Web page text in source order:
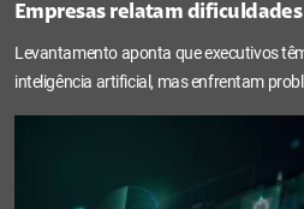
Empresas relatam
Levantamento aponta que executivos
inteligência artificial, mas enfrentam